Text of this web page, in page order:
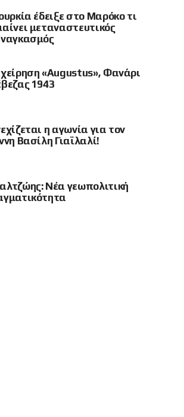
έδειξε στο Μαρόκο τι
μεταναστευτικός
«Augustus», Φανάρι
1943
η αγωνία για τον
Βασίλη Γιαϊλαλί!
Νέα γεωπολιτική